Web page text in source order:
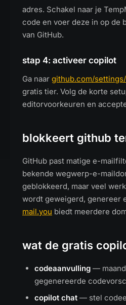
adres. Schakel naar je
code en voer deze in op de
van GitHub.
stap 4: activeer copilot
Ga naar github.com/
gratis tier. Volg de korte
editorvoorkeuren en
blokkeert github
GitHub past matige e-
bekende wegwerp-e-
geblokkeerd, maar veel
wordt geweigerd, genereer
mail.you biedt meerdere
wat de gratis
codeaanvulling —
gegenereerde
copilot chat — stel